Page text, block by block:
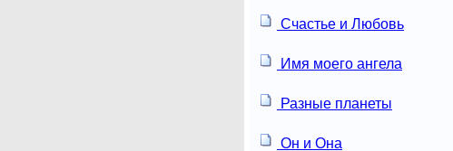
Счастье и Любовь
Имя моего ангела
Разные планеты
Он и Она